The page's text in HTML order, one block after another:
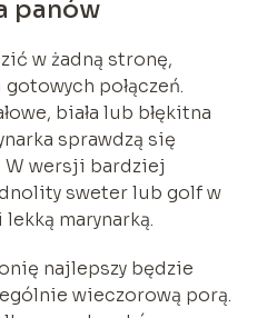
panów
w żadną stronę,
połączeń.
biała lub błękitna
sprawdzą się
W wersji bardziej
sweter lub golf w
marynarką.
najlepszy będzie
wieczorową porą.